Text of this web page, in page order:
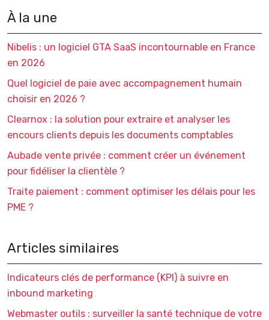
À la une
Nibelis : un logiciel GTA SaaS incontournable en France
en 2026
Quel logiciel de paie avec accompagnement humain
choisir en 2026 ?
Clearnox : la solution pour extraire et analyser les
encours clients depuis les documents comptables
Aubade vente privée : comment créer un événement
pour fidéliser la clientèle ?
Traite paiement : comment optimiser les délais pour les
PME ?
Articles similaires
Indicateurs clés de performance (KPI) à suivre en
inbound marketing
Webmaster outils : surveiller la santé technique de votre